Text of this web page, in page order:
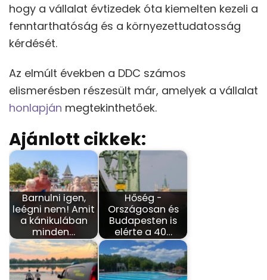
hogy a vállalat évtizedek óta kiemelten kezeli a
fenntarthatóság és a környezettudatosság
kérdését.
Az elmúlt években a DDC számos
elismerésben részesült már, amelyek a vállalat
honlapján megtekinthetőek.
Ajánlott cikkek:
Barnulni igen,
leégni nem! Amit
a kánikulában
minden…
Hőség -
Országosan és
Budapesten is
elérte a 40…